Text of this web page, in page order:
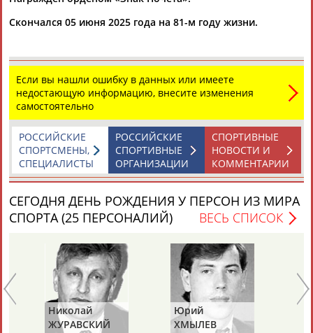
ТАБЛО АКТИВНОСТИ
ЦЕЛИ ПРОЕКТА КОНТАКТЫ НАШИ КНОПКИ РЕКЛАМА
Стадион, 1998-2026
Разработка и поддержка ООО НАИТ «Стадион»
Адресов в новостной рассылке: 996
Подпишись
Скончался 05 июня 2025 года на 81-м году жизни.
Если вы нашли ошибку в данных или имеете
недостающую информацию, внесите изменения
самостоятельно
СПОРТИВНЫЕ
НОВОСТИ И
КОММЕНТАРИИ
РОССИЙСКИЕ
СПОРТИВНЫЕ
ОРГАНИЗАЦИИ
РОССИЙСКИЕ
СПОРТСМЕНЫ,
СПЕЦИАЛИСТЫ
СЕГОДНЯ ДЕНЬ РОЖДЕНИЯ У ПЕРСОН ИЗ МИРА
СПОРТА (25 ПЕРСОНАЛИЙ)
ВЕСЬ СПИСОК
Николай
ЖУРАВСКИЙ
Юрий
ХМЫЛЕВ